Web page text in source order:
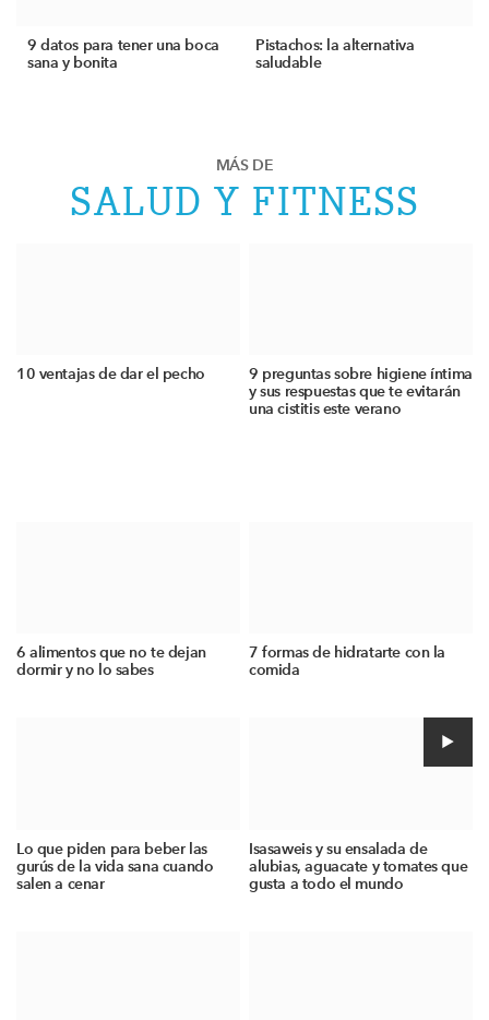
9 datos para tener una boca
sana y bonita
Pistachos: la alternativa
saludable
MÁS DE
SALUD Y FITNESS
10 ventajas de dar el pecho
9 preguntas sobre higiene íntima
y sus respuestas que te evitarán
una cistitis este verano
6 alimentos que no te dejan
dormir y no lo sabes
7 formas de hidratarte con la
comida
Lo que piden para beber las
gurús de la vida sana cuando
salen a cenar
Isasaweis y su ensalada de
alubias, aguacate y tomates que
gusta a todo el mundo